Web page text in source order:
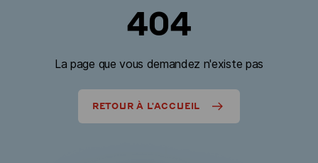
404
La page que vous demandez n'existe pas
RETOUR À L'ACCUEIL